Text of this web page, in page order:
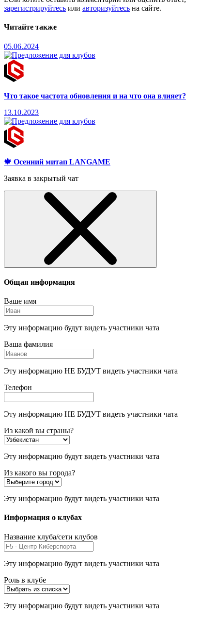
зарегистрируйтесь или авторизуйтесь на сайте.
Читайте также
05.06.2024
Что такое частота обновления и на что она влияет?
13.10.2023
🍁 Осенний митап LANGAME
Заявка в закрытый чат
Общая информация
Ваше имя
Эту информацию будут видеть участники чата
Ваша фамилия
Эту информацию НЕ БУДУТ видеть участники чата
Телефон
Эту информацию НЕ БУДУТ видеть участники чата
Из какой вы страны?
Эту информацию будут видеть участники чата
Из какого вы города?
Эту информацию будут видеть участники чата
Информация о клубах
Название клуба/сети клубов
Эту информацию будут видеть участники чата
Роль в клубе
Эту информацию будут видеть участники чата